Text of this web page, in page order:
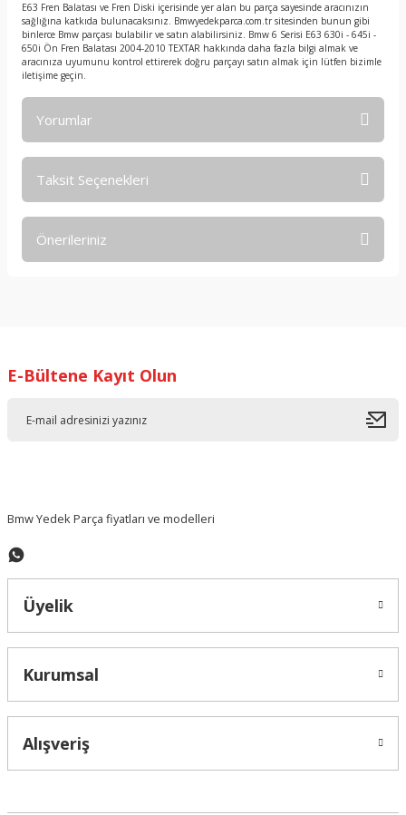
E63 Fren Balatası ve Fren Diski içerisinde yer alan bu parça sayesinde aracınızın
sağlığına katkıda bulunacaksınız. Bmwyedekparca.com.tr sitesinden bunun gibi
binlerce Bmw parçası bulabilir ve satın alabilirsiniz. Bmw 6 Serisi E63 630i - 645i -
650i Ön Fren Balatası 2004-2010 TEXTAR hakkında daha fazla bilgi almak ve
aracınıza uyumunu kontrol ettirerek doğru parçayı satın almak için lütfen bizimle
iletişime geçin.
Yorumlar
Taksit Seçenekleri
Önerileriniz
Ürün resmi kalitesiz, bozuk veya görüntülenemiyor.
E-Bültene Kayıt Olun
Bmw Yedek Parça fiyatları ve modelleri
Üyelik
Kurumsal
Alışveriş